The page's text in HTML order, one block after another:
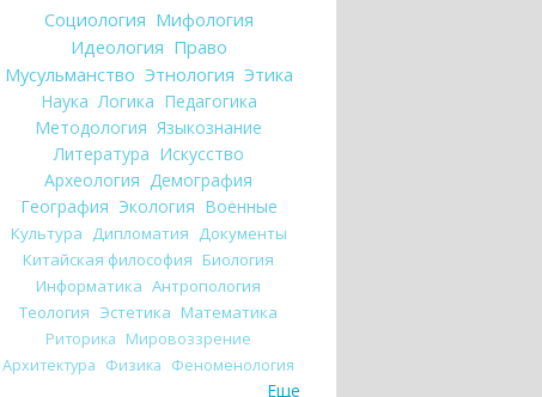
Социология Мифология
Идеология Право
Мусульманство Этнология Этика
Наука Логика Педагогика
Методология Языкознание
Литература Искусство
Археология Демография
География Экология Военные
Культура Дипломатия Документы
Китайская философия Биология
Информатика Антропология
Теология Эстетика Математика
Риторика Мировоззрение
Архитектура Физика Феноменология
Еще